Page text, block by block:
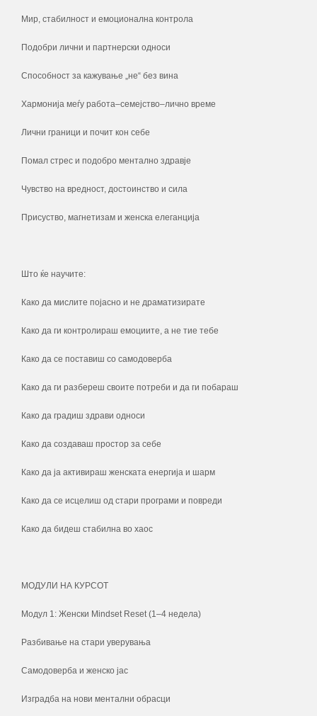
Мир, стабилност и емоционална контрола
Подобри лични и партнерски односи
Способност за кажување „не“ без вина
Хармонија меѓу работа–семејство–лично време
Лични граници и почит кон себе
Помал стрес и подобро ментално здравје
Чувство на вредност, достоинство и сила
Присуство, магнетизам и женска елеганција
Што ќе научите:
Како да мислите појасно и не драматизирате
Како да ги контролираш емоциите, а не тие тебе
Како да се поставиш со самодоверба
Како да ги разбереш своите потреби и да ги побараш
Како да градиш здрави односи
Како да создаваш простор за себе
Како да ја активираш женската енергија и шарм
Како да се исцелиш од стари програми и повреди
Како да бидеш стабилна во хаос
МОДУЛИ НА КУРСОТ
Модул 1: Женски Mindset Reset (1–4 недела)
Разбивање на стари уверувања
Самодоверба и женско јас
Изградба на нови ментални обрасци